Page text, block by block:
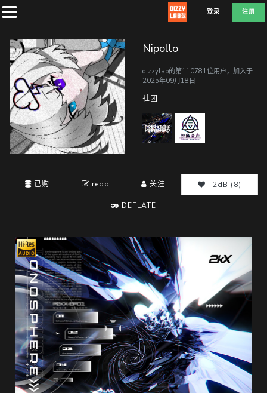
登录 注册
首
页
社
DEFLATE
听
听
Nipollo
dizzylab的第110781位用户，加入于
2025年09月18日
社团
已购 repo 关注 +2dB (8)
DEFLATE